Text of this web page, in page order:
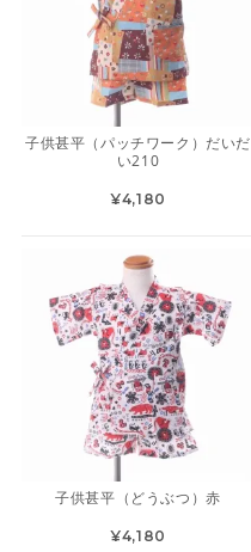
子供甚平（パッチワーク）だいだ
い210
¥4,180
子供甚平（どうぶつ）赤
¥4,180